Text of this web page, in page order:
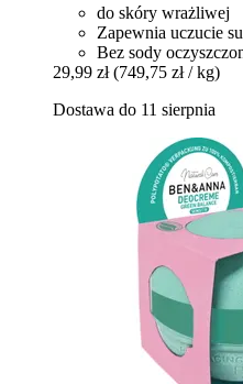
do skóry wrażliwej
Zapewnia uczucie
Bez sody
29,99 zł (749,75 zł / kg)
Dostawa do 11 sierpnia